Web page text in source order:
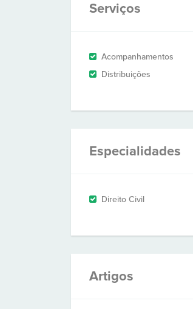
Serviços
Acompanhamentos
Distribuições
Especialidades
Direito Civil
Artigos